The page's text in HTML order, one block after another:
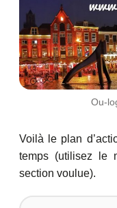
Ou-
Voilà le plan
temps (utilisez le
section voulue).